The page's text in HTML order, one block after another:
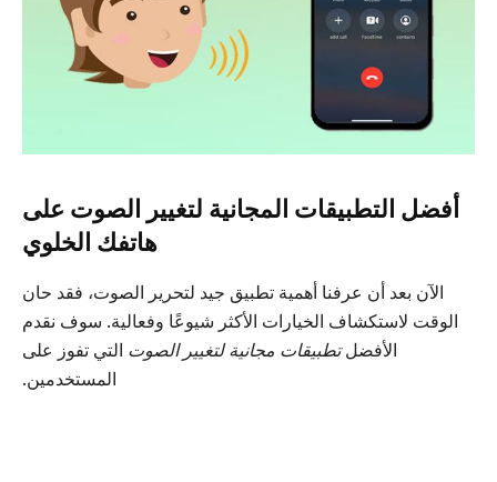
أفضل التطبيقات المجانية لتغيير الصوت على
هاتفك الخلوي
الآن بعد أن عرفنا أهمية تطبيق جيد لتحرير الصوت، فقد حان
الوقت لاستكشاف الخيارات الأكثر شيوعًا وفعالية. سوف نقدم
الأفضلتطبيقات مجانية لتغيير الصوت التي تفوز على
المستخدمين.